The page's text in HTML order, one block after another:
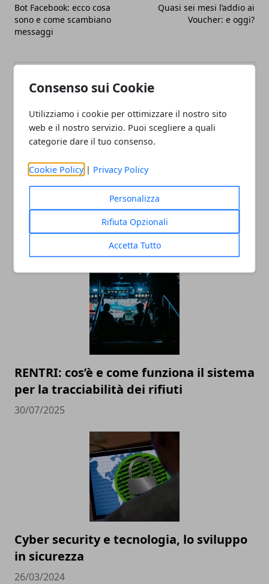
Consenso sui Cookie
Utilizziamo i cookie per ottimizzare il nostro sito
web e il nostro servizio. Puoi scegliere a quali
categorie dare il tuo consenso.
Cookie Policy | Privacy Policy
Personalizza
Rifiuta Opzionali
Accetta Tutto
Bot Facebook: ecco cosa
sono e come scambiano
messaggi
Quasi sei mesi l’addio ai
Voucher: e oggi?
Redazione
Blogger di tecnologia, viaggi ed
economia. La mia passione per la
scrittura mi ha permesso di
intraprendere l'attività di gestione
RENTRI: cos’è e come funziona il sistema
per la tracciabilità dei rifiuti
30/07/2025
Cyber security e tecnologia, lo sviluppo
in sicurezza
26/03/2024